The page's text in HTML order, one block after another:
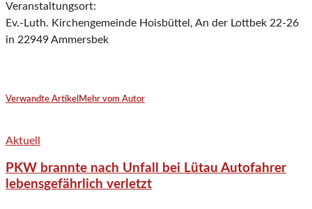
Veranstaltungsort:
Ev.-Luth. Kirchengemeinde Hoisbüttel, An der Lottbek 22-26
in 22949 Ammersbek
Verwandte Artikel Mehr vom Autor
Aktuell
PKW brannte nach Unfall bei Lütau Autofahrer
lebensgefährlich verletzt